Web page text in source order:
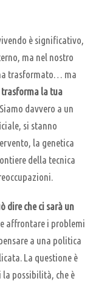
è significativo,
ma nel nostro
trasformato… ma
trasforma la tua
davvero a un
si stanno
la genetica
della tecnica
dire che ci sarà un
affrontare i problemi
a una politica
La questione è
possibilità, che è